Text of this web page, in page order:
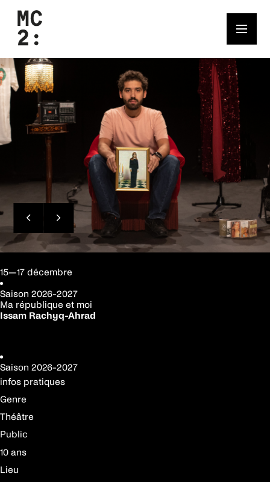
15—17 décembre
Saison 2026-2027
Ma république et moi
Issam Rachyq-Ahrad
Saison 2026-2027
infos pratiques
Genre
Théâtre
Public
10 ans
Lieu